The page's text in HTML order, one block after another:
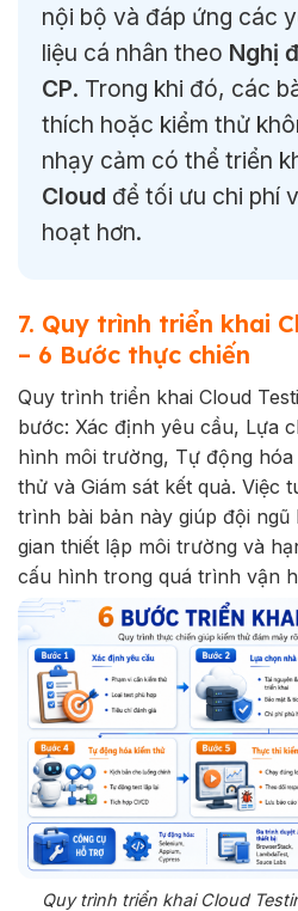
nội bộ và đáp ứng các
liệu cá nhân theo Nghị
CP. Trong khi đó, các
thích hoặc kiểm thử
nhạy cảm có thể triển
Cloud để tối ưu chi phí
hoạt hơn.
7. Quy trình triển khai
– 6 Bước thực chiến
Quy trình triển khai Cloud
bước: Xác định yêu cầu, Lựa
hình môi trường, Tự động
thử và Giám sát kết quả. Việc
trình bài bản này giúp đội
gian thiết lập môi trường và
cấu hình trong quá trình vận
Quy trình triển khai Cloud